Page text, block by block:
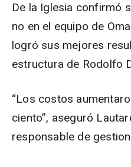
De la Iglesia confirmó
no en el equipo de
logró sus mejores
estructura de Rodolfo
“Los costos
ciento”, aseguró
responsable de